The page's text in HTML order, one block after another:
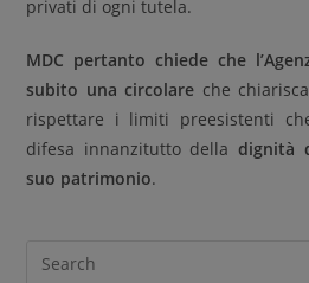
privati di ogni tutela.
MDC pertanto chiede che
subito una circolare che
rispettare i limiti preesistenti
difesa innanzitutto della dignità
suo patrimonio.